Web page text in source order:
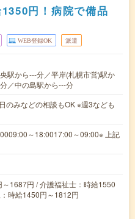
1350円！病院で備品
WEB登録OK 派遣
駅から---分／平岸(札幌市営)駅か
／中の島駅から---分
のみなどの相談もOK ※週3なども
～18:0017:00～09:00※ 上記
1687円 / 介護福祉士：時給1550
時給1450円～1812円